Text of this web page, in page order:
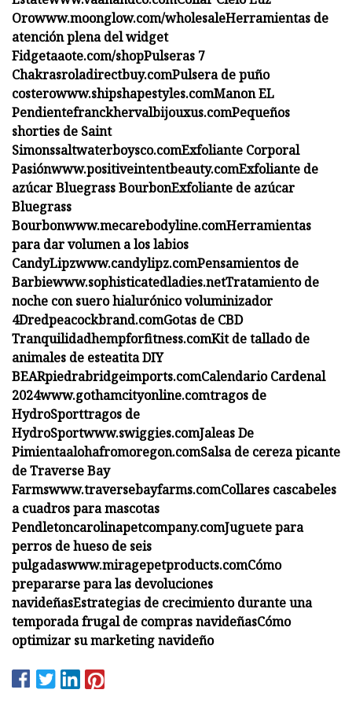
Orowww.moonglow.com/wholesaleHerramientas de
atención plena del widget
Fidgetaaote.com/shopPulseras 7
Chakrasroladirectbuy.comPulsera de puño
costerowww.shipshapestyles.comManon EL
Pendientefranckhervalbijouxus.comPequeños
shorties de Saint
Simonssaltwaterboysco.comExfoliante Corporal
Pasiónwww.positiveintentbeauty.comExfoliante de
azúcar Bluegrass BourbonExfoliante de azúcar
Bluegrass
Bourbonwww.mecarebodyline.comHerramientas
para dar volumen a los labios
CandyLipzwww.candylipz.comPensamientos de
Barbiewww.sophisticatedladies.netTratamiento de
noche con suero hialurónico voluminizador
4Dredpeacockbrand.comGotas de CBD
Tranquilidadhempforfitness.comKit de tallado de
animales de esteatita DIY
BEARpiedrabridgeimports.comCalendario Cardenal
2024www.gothamcityonline.comtragos de
HydroSporttragos de
HydroSportwww.swiggies.comJaleas De
Pimientaalohafromoregon.comSalsa de cereza picante
de Traverse Bay
Farmswww.traversebayfarms.comCollares cascabeles
a cuadros para mascotas
Pendletoncarolinapetcompany.comJuguete para
perros de hueso de seis
pulgadaswww.miragepetproducts.comCómo
prepararse para las devoluciones
navideñasEstrategias de crecimiento durante una
temporada frugal de compras navideñasCómo
optimizar su marketing navideño